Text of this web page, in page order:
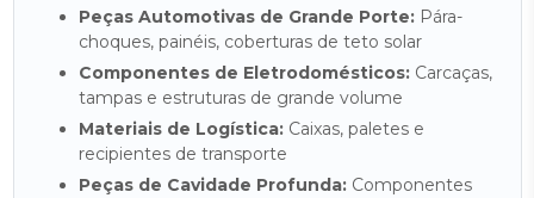
Peças Automotivas de Grande Porte:Pára-
choques, painéis, coberturas de teto solar
Componentes de Eletrodomésticos:Carcaças,
tampas e estruturas de grande volume
Materiais de Logística:Caixas, paletes e
recipientes de transporte
Peças de Cavidade Profunda:Componentes